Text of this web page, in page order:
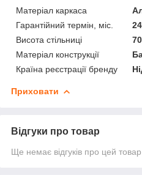
Матеріал каркаса
Гарантійний термін, міс.
24
Висота стільниці
Матеріал конструкції
Країна реєстрації бренду
Приховати
Відгуки про товар
Ще немає відгуків про цей товар